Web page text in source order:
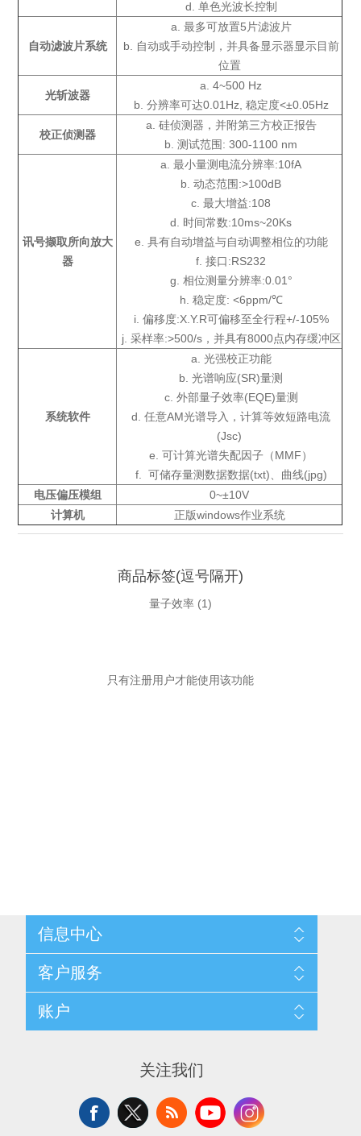
d. 单色光波长控制
自动滤波片系统
a. 最多可放置5片滤波片
b. 自动或手动控制，并具备显示器显示目前
位置
光斩波器
a. 4~500 Hz
b. 分辨率可达0.01Hz, 稳定度<±0.05Hz
校正侦测器
a. 硅侦测器，并附第三方校正报告
b. 测试范围: 300-1100 nm
讯号撷取所向放大
器
a. 最小量测电流分辨率:10fA
b. 动态范围:>100dB
c. 最大增益:108
d. 时间常数:10ms~20Ks
e. 具有自动增益与自动调整相位的功能
f. 接口:RS232
g. 相位测量分辨率:0.01°
h. 稳定度: <6ppm/℃
i. 偏移度:X.Y.R可偏移至全行程+/-105%
j. 采样率:>500/s，并具有8000点内存缓冲区
系统软件
a. 光强校正功能
b. 光谱响应(SR)量测
c. 外部量子效率(EQE)量测
d. 任意AM光谱导入，计算等效短路电流
(Jsc)
e. 可计算光谱失配因子（MMF）
f. 可储存量测数据数据(txt)、曲线(jpg)
电压偏压模组
0~±10V
计算机
正版windows作业系统
商品标签(逗号隔开)
量子效率 (1)
只有注册用户才能使用该功能
信息中心
网站地图
配送与退换政策
隐私条款
关于我们
客户服务
搜索
新闻
博客
账户
关注我们